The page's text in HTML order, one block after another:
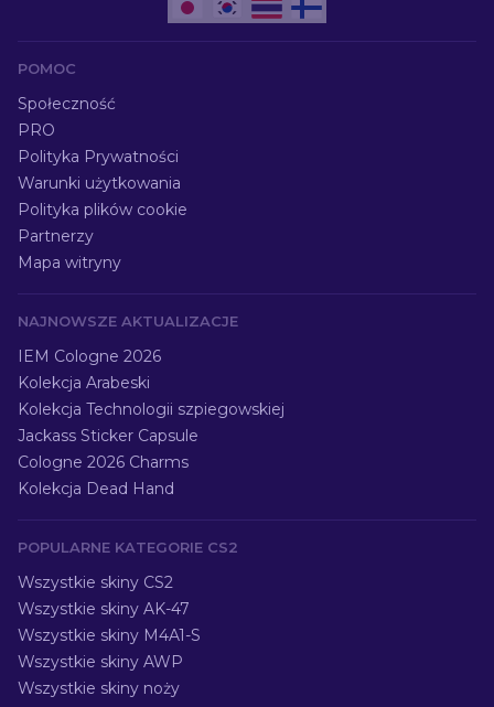
POMOC
Społeczność
PRO
Polityka Prywatności
Warunki użytkowania
Polityka plików cookie
Partnerzy
Mapa witryny
NAJNOWSZE AKTUALIZACJE
IEM Cologne 2026
Kolekcja Arabeski
Kolekcja Technologii szpiegowskiej
Jackass Sticker Capsule
Cologne 2026 Charms
Kolekcja Dead Hand
POPULARNE KATEGORIE CS2
Wszystkie skiny CS2
Wszystkie skiny AK-47
Wszystkie skiny M4A1-S
Wszystkie skiny AWP
Wszystkie skiny noży